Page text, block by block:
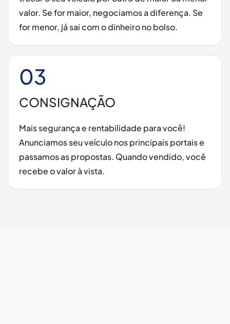
valor. Se for maior, negociamos a diferença. Se
for menor, já sai com o dinheiro no bolso.
03
CONSIGNAÇÃO
Mais segurança e rentabilidade para você!
Anunciamos seu veículo nos principais portais e
passamos as propostas. Quando vendido, você
recebe o valor à vista.